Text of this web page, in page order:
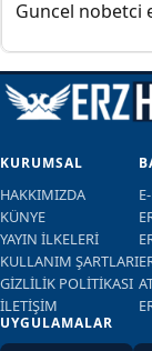
Guncel nobetci
KURUMSAL
HAKKIMIZDA
KÜNYE
YAYIN İLKELERİ
KULLANIM ŞARTLARI
GİZLİLİK POLİTİKASI
İLETİŞİM
UYGULAMALAR